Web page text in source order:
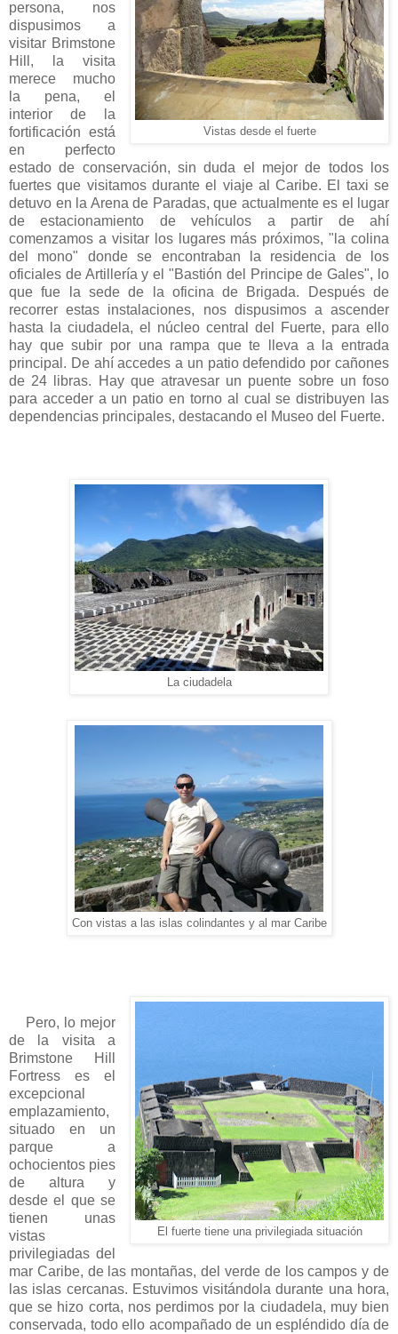
Vistas desde el fuerte
persona, nos
dispusimos a
visitar Brimstone
Hill, la visita
merece mucho
la pena, el
interior de la
fortificación está
en perfecto
estado de conservación, sin duda el mejor de todos los
fuertes que visitamos durante el viaje al Caribe. El taxi se
detuvo en la Arena de Paradas, que actualmente es el lugar
de estacionamiento de vehículos a partir de ahí
comenzamos a visitar los lugares más próximos, "la colina
del mono" donde se encontraban la residencia de los
oficiales de Artillería y el "Bastión del Principe de Gales", lo
que fue la sede de la oficina de Brigada. Después de
recorrer estas instalaciones, nos dispusimos a ascender
hasta la ciudadela, el núcleo central del Fuerte, para ello
hay que subir por una rampa que te lleva a la entrada
principal. De ahí accedes a un patio defendido por cañones
de 24 libras. Hay que atravesar un puente sobre un foso
para acceder a un patio en torno al cual se distribuyen las
dependencias principales, destacando el Museo del Fuerte.
La ciudadela
Con vistas a las islas colindantes y al mar Caribe
El fuerte tiene una privilegiada situación
Pero, lo mejor
de la visita a
Brimstone Hill
Fortress es el
excepcional
emplazamiento,
situado en un
parque a
ochocientos pies
de altura y
desde el que se
tienen unas
vistas
privilegiadas del
mar Caribe, de las montañas, del verde de los campos y de
las islas cercanas. Estuvimos visitándola durante una hora,
que se hizo corta, nos perdimos por la ciudadela, muy bien
conservada, todo ello acompañado de un espléndido día de